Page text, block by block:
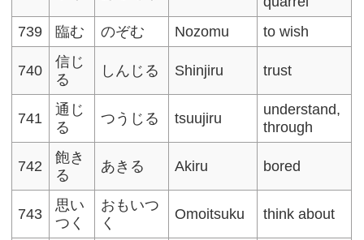
739
臨む のぞむ Nozomu to wish
740
信じ
る
しんじる Shinjiru trust
741
通じ
る
つうじる tsuujiru
understand,
through
742
飽き
る
あきる Akiru bored
743
思い
つく
おもいつ
く
Omoitsuku think about